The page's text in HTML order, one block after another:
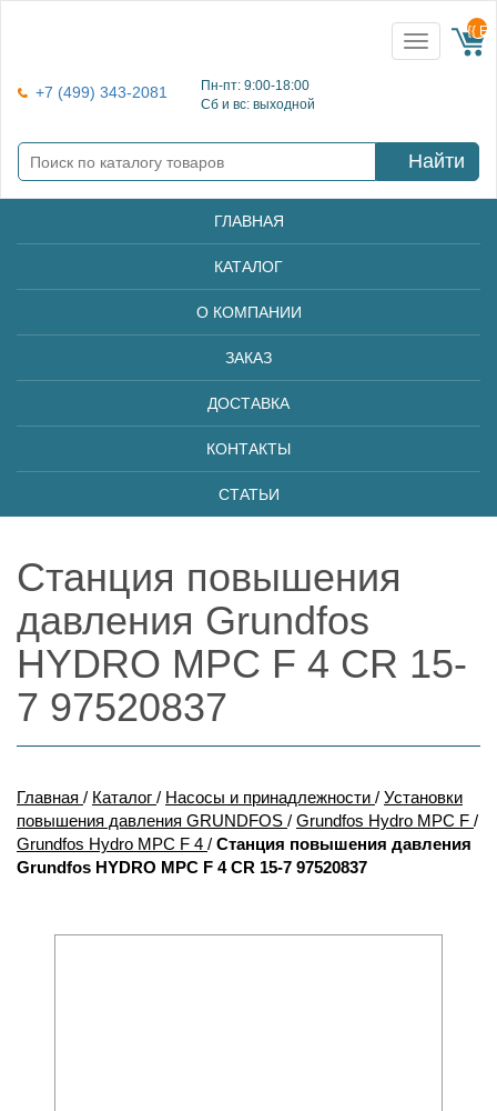
+7 (499) 343-2081
Пн-пт: 9:00-18:00
Сб и вс: выходной
Toggle
navigation
{{
Найти
ГЛАВНАЯ
КАТАЛОГ
О КОМПАНИИ
ЗАКАЗ
ДОСТАВКА
КОНТАКТЫ
СТАТЬИ
Станция повышения
давления Grundfos
HYDRO MPC F 4 CR 15-
7 97520837
Главная / Каталог / Насосы и принадлежности / Установки
повышения давления GRUNDFOS / Grundfos Hydro MPC F /
Grundfos Hydro MPC F 4 / Станция повышения давления
Grundfos HYDRO MPC F 4 CR 15-7 97520837